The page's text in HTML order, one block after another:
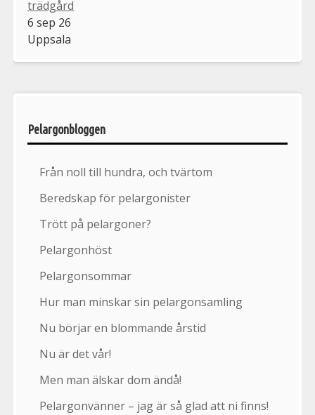
trädgård
6 sep 26
Uppsala
Pelargonbloggen
Från noll till hundra, och tvärtom
Beredskap för pelargonister
Trött på pelargoner?
Pelargonhöst
Pelargonsommar
Hur man minskar sin pelargonsamling
Nu börjar en blommande årstid
Nu är det vår!
Men man älskar dom ändå!
Pelargonvänner – jag är så glad att ni finns!